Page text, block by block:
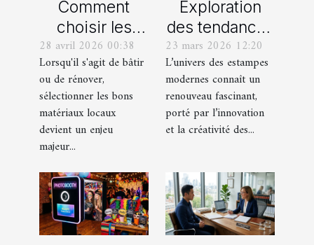
Comment
choisir les
meilleurs
matériaux
locaux pour
votre maison ?
28 avril 2026 00:38
Lorsqu'il s'agit de bâtir
ou de rénover,
sélectionner les bons
matériaux locaux
devient un enjeu
majeur...
Exploration
des tendances
actuelles en
estampes
modernes
23 mars 2026 12:20
L’univers des estampes
modernes connaît un
renouveau fascinant,
porté par l’innovation
et la créativité des...